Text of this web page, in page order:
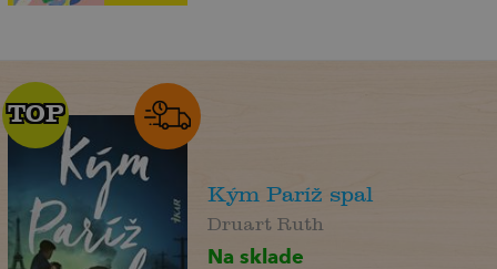
TOP
TOP
Kým Paríž spal
Druart Ruth
Na sklade